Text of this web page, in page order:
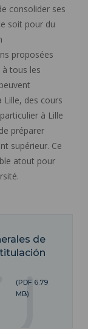
consolider ses
soit pour du
proposées
tous les
des cours
à Lille
préparer
supérieur. Ce
atout pour
de
(PDF 6.79
MB)